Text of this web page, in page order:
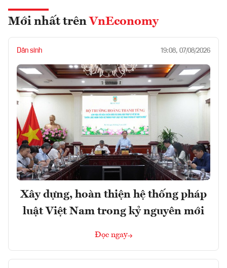
Mới nhất trên VnEconomy
Dân sinh 19:08, 07/08/2026
Xây dựng, hoàn thiện hệ thống pháp
luật Việt Nam trong kỷ nguyên mới
Đọc ngay